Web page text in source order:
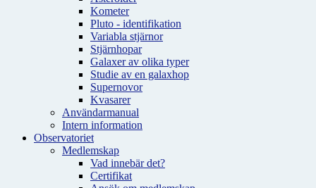
Kometer
Pluto - identifikation
Variabla stjärnor
Stjärnhopar
Galaxer av olika typer
Studie av en galaxhop
Supernovor
Kvasarer
Användarmanual
Intern information
Observatoriet
Medlemskap
Vad innebär det?
Certifikat